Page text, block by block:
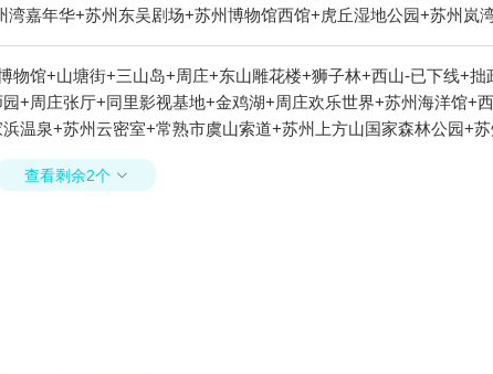
嘉年华+苏州东吴剧场+苏州博物馆西馆+虎丘湿地公园+苏州岚
馆+山塘街+三山岛+周庄+东山雕花楼+狮子林+西山-已下线+
+周庄张厅+同里影视基地+金鸡湖+周庄欢乐世界+苏州海洋馆+
温泉+苏州云密室+常熟市虞山索道+苏州上方山国家森林公园+
+苏州玩博会+苏州太湖国际高尔夫俱乐部+沙家浜温泉国际会议
莓园+同里绿色草莓园+周庄大海酒楼+苏州怡家农家乐+同里湖大
船游（中茵皇冠假日酒店游艇码头）+苏州梦幻乐园+欢乐岛游
地+苏州方糖乐园+苏州星空失恋博物馆（山塘街店）+江苏苏州
场+苏州博物馆西馆+虞山动物园+山塘街白居易码头游船+山塘
查看剩余2个 